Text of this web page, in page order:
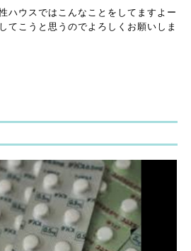
ハウスではこんなことをしてますよー
てこうと思うのでよろしくお願いしま